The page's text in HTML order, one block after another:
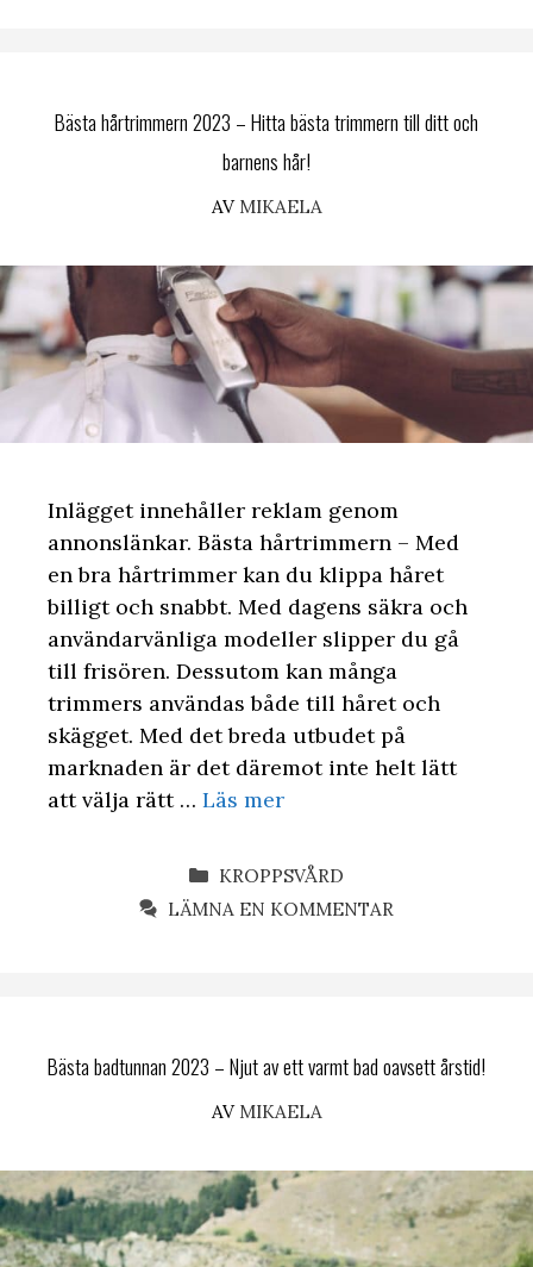
Bästa hårtrimmern 2023 – Hitta bästa trimmern till ditt och
barnens hår!
AV MIKAELA
Inlägget innehåller reklam genom
annonslänkar. Bästa hårtrimmern – Med
en bra hårtrimmer kan du klippa håret
billigt och snabbt. Med dagens säkra och
användarvänliga modeller slipper du gå
till frisören. Dessutom kan många
trimmers användas både till håret och
skägget. Med det breda utbudet på
marknaden är det däremot inte helt lätt
att välja rätt … Läs mer
KATEGORIER
KROPPSVÅRD
LÄMNA EN KOMMENTAR
Bästa badtunnan 2023 – Njut av ett varmt bad oavsett årstid!
AV MIKAELA